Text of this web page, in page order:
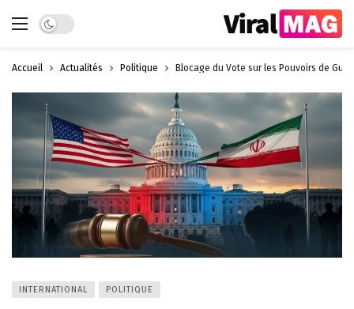
Dark mode
Accueil Actualités Politique Blocage du Vote sur les Pouvoirs de
INTERNATIONAL POLITIQUE